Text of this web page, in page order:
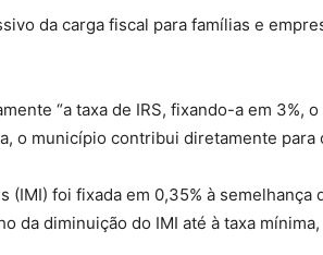
da carga fiscal para famílias e
“a taxa de IRS, fixando-a em
o município contribui diretamente
(IMI) foi fixada em 0,35% à
da diminuição do IMI até à taxa